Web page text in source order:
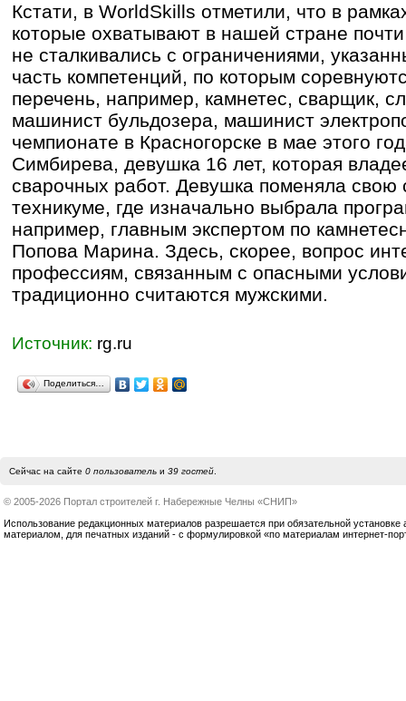
Кстати, в WorldSkills отметили, что в
которые охватывают в нашей стране
не сталкивались с ограничениями,
часть компетенций, по которым
перечень, например, камнетес, сварщик,
машинист бульдозера, машинист
чемпионате в Красногорске в мае этого
Симбирева, девушка 16 лет, которая
сварочных работ. Девушка поменяла свою
техникуме, где изначально выбрала
например, главным экспертом по
Попова Марина. Здесь, скорее, вопрос
профессиям, связанным с опасными
традиционно считаются мужскими.
Источник: rg.ru
Поделиться…
Сейчас на сайте 0 пользовательи 39 гостей.
© 2005-2026 Портал строителей г. Набережные Челны «СНИП»
Использование редакционных материалов разрешается при обязательной установке
материалом, для печатных изданий - с формулировкой «по материалам интернет-